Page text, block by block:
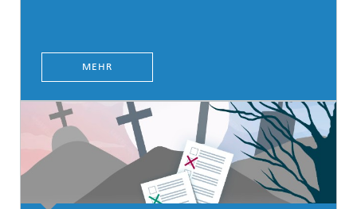
MEHR